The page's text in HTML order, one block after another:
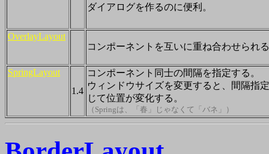
ダイアログを作るのに便利。
OverlayLayout
コンポーネントを互いに重ね合わせられ
SpringLayout
1.4
コンポーネント同士の間隔を指定する。
ウィンドウサイズを変更すると、間隔指
じて位置が変化する。
（Springは、「春」じゃなくて「バネ」）